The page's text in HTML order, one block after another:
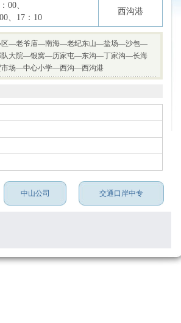
00、
、17：10
西沟港
区—老爷庙—南海—老纪东山—盐场—沙包—
大院—银窝—历家屯—东沟—丁家沟—长海
场—中心小学—西沟—西沟港
中山公司 交通口岸中专